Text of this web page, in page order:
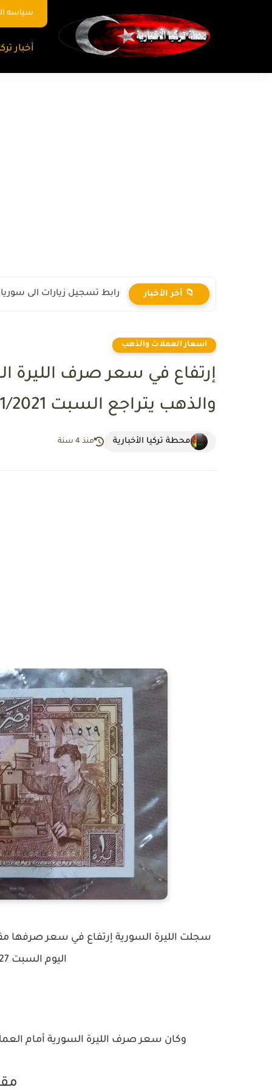
سياسه
أخبار
📁 آخر الأخبار رابط تسجيل زيارات الى سوريا 2025
اسعار العملات والذهب
إرتفاع في سعر صرف الليرة
والذهب يتراجع السبت 27/11/2021
محطة تركيا الأخبارية منذ 4 سنة
سجلت الليرة السورية إرتفاع في سعر صرفها
اليوم السبت 27 أكتوبر/ تشرين الثاني 2021.
وكان سعر صرف الليرة السورية أمام